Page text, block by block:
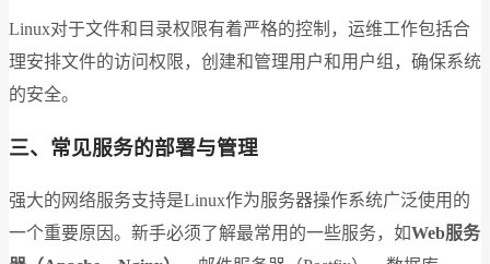
Linux对于文件和目录权限有着严格的控制，运维工作包括合
理安排文件的访问权限，创建和管理用户和用户组，确保系统
的安全。
三、常见服务的部署与管理
强大的网络服务支持是Linux作为服务器操作系统广泛使用的
一个重要原因。新手必须了解最常用的一些服务，如Web服务